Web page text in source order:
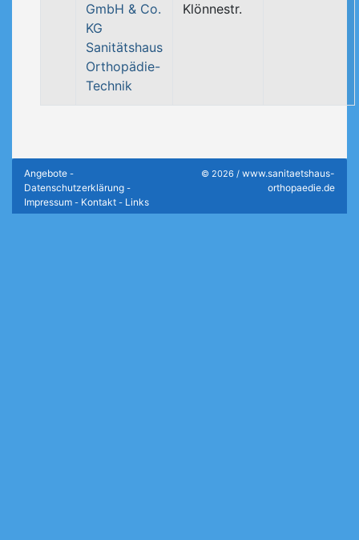
GmbH & Co.
KG
Sanitätshaus
Orthopädie-
Technik
Klönnestr.
Angebote -
Datenschutzerklärung -
Impressum - Kontakt - Links
© 2026 / www.sanitaetshaus-
orthopaedie.de